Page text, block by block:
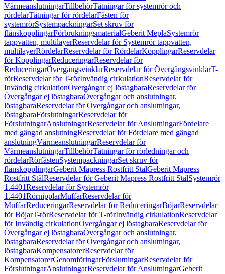
VärmeanslutningarTillbehörTätningar för systemrör och
rördelarTätningar för rördelarFästen för
systemrörSystempackningarSet skruv för
flänskopplingarFörbrukningsmaterialGeberit MeplaSystemrör
tappvatten, multilayerReservdelar för Systemrör tappvatten,
multilayerRördelarReservdelar för RördelarKopplingarReservdelar
för KopplingarReduceringarReservdelar för
ReduceringarÖvergångsvinklarReservdelar för ÖvergångsvinklarT-
rörReservdelar för T-rörInvändig cirkulationReservdelar för
Invändig cirkulationÖvergångar ej löstagbaraReservdelar för
Övergångar ej löstagbaraÖvergångar och anslutningar,
löstagbaraReservdelar för Övergångar och anslutningar,
löstagbaraFörslutningarReservdelar för
FörslutningarAnslutningarReservdelar för AnslutningarFördelare
med gängad anslutningReservdelar för Fördelare med gängad
anslutningVärmeanslutningarReservdelar för
VärmeanslutningarTillbehörTätningar för rörledningar och
rördelarRörfästenSystempackningarSet skruv för
flänskopplingarGeberit Mapress Rostfritt StålGeberit Mapress
Rostfritt StålReservdelar för Geberit Mapress Rostfritt StålSystemrör
1.4401Reservdelar för Systemrör
1.4401RörnipplarMuffarReservdelar för
MuffarReduceringarReservdelar för ReduceringarBöjarReservdelar
för BöjarT-rörReservdelar för T-rörInvändig cirkulationReservdelar
för Invändig cirkulationÖvergångar ej löstagbaraReservdelar för
Övergångar ej löstagbaraÖvergångar och anslutningar,
löstagbaraReservdelar för Övergångar och anslutningar,
löstagbaraKompensatorerReservdelar för
KompensatorerGenomföringarFörslutningarReservdelar för
FörslutningarAnslutningarReservdelar för AnslutningarGeberit